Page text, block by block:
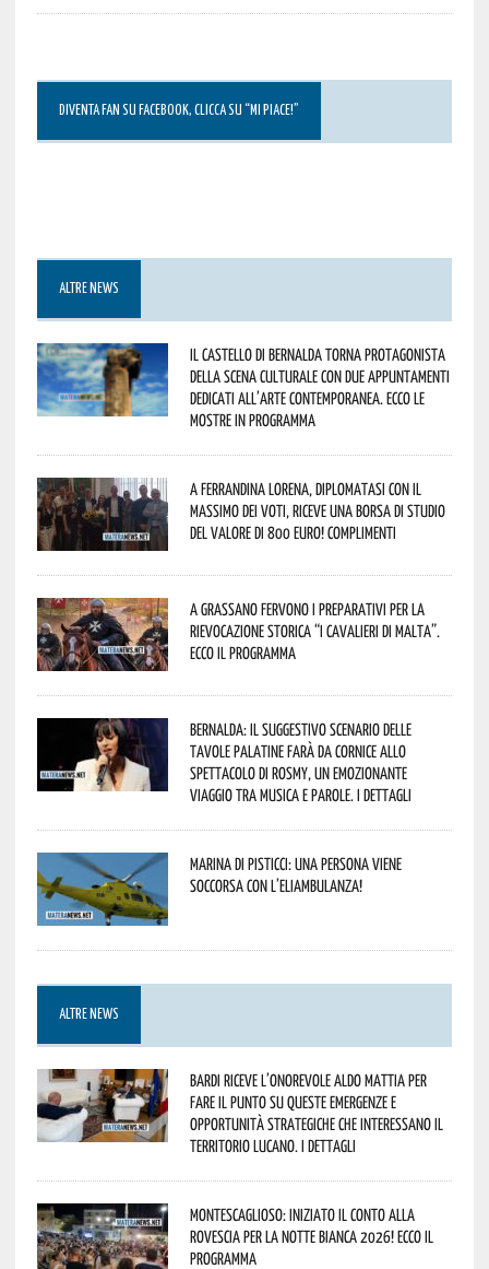
DIVENTA FAN SU FACEBOOK, CLICCA SU “MI PIACE!”
ALTRE NEWS
Il Castello di Bernalda torna protagonista
della scena culturale con due appuntamenti
dedicati all’arte contemporanea. Ecco le
mostre in programma
A Ferrandina Lorena, diplomatasi con il
massimo dei voti, riceve una borsa di studio
del valore di 800 euro! Complimenti
A Grassano fervono i preparativi per la
Rievocazione Storica “I CAVALIERI DI MALTA”.
Ecco il programma
Bernalda: il suggestivo scenario delle
Tavole Palatine farà da cornice allo
spettacolo di Rosmy, un emozionante
viaggio tra musica e parole. I dettagli
Marina di Pisticci: una persona viene
soccorsa con l’eliambulanza!
ALTRE NEWS
Bardi riceve l’onorevole Aldo Mattia per
fare il punto su queste emergenze e
opportunità strategiche che interessano il
territorio lucano. I dettagli
Montescaglioso: iniziato il conto alla
rovescia per la Notte Bianca 2026! Ecco il
programma